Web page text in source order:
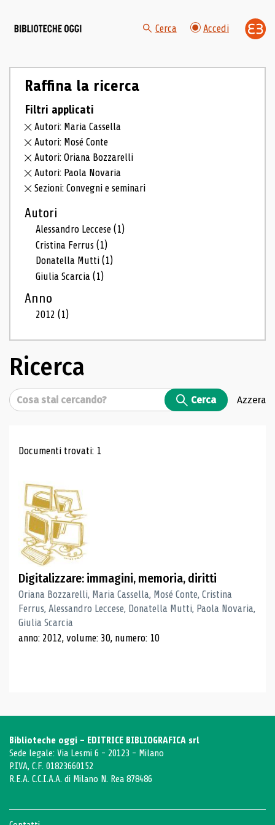
Cerca Accedi
Raffina la ricerca
Filtri applicati
Autori: Maria Cassella
Autori: Mosé Conte
Autori: Oriana Bozzarelli
Autori: Paola Novaria
Sezioni: Convegni e seminari
Autori
Alessandro Leccese(1)
Cristina Ferrus(1)
Donatella Mutti(1)
Giulia Scarcia(1)
Anno
2012(1)
Ricerca
Cerca Cerca Azzera
Risultati di ricerca
Documenti trovati: 1
Digitalizzare: immagini, memoria, diritti
Oriana Bozzarelli, Maria Cassella, Mosé Conte, Cristina
Ferrus, Alessandro Leccese, Donatella Mutti, Paola Novaria,
Giulia Scarcia
anno: 2012, volume: 30, numero: 10
Biblioteche oggi - EDITRICE BIBLIOGRAFICA srl
Sede legale: Via Lesmi 6 - 20123 - Milano
P.IVA, C.F. 01823660152
R.E.A. C.C.I.A.A. di Milano N. Rea 878486